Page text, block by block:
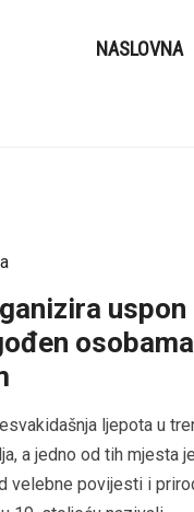
NASLOVNA
uspon
ljepota u
a jedno od tih mjesta
velebne povijesti i